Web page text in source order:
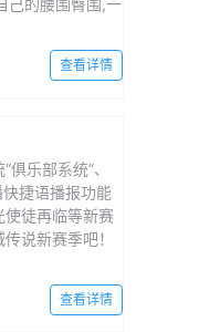
己的腰围臀围,一
查看详情
乐部系统”、
捷语播报功能
使徒再临等新赛
说新赛季吧！
查看详情